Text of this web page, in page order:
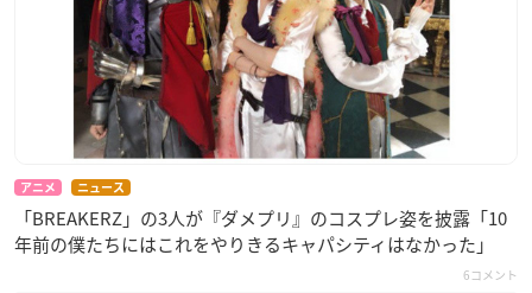
アニメ ニュース
「BREAKERZ」の3人が『ダメプリ』のコスプレ姿を披露「10
年前の僕たちにはこれをやりきるキャパシティはなかった」
6コメント